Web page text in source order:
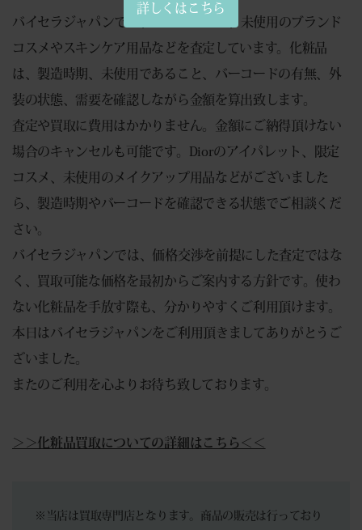
バイセラジャパンでは、Diorをはじめ、未使用のブランド
コスメやスキンケア用品などを査定しています。化粧品
は、製造時期、未使用であること、バーコードの有無、外
装の状態、需要を確認しながら金額を算出致します。
査定や買取に費用はかかりません。金額にご納得頂けない
場合のキャンセルも可能です。Diorのアイパレット、限定
コスメ、未使用のメイクアップ用品などがございました
ら、製造時期やバーコードを確認できる状態でご相談くだ
さい。
バイセラジャパンでは、価格交渉を前提にした査定ではな
く、買取可能な価格を最初からご案内する方針です。使わ
ない化粧品を手放す際も、分かりやすくご利用頂けます。
本日はバイセラジャパンをご利用頂きましてありがとうご
ざいました。
またのご利用を心よりお待ち致しております。
＞＞化粧品買取についての詳細はこちら＜＜
※当店は買取専門店となります。商品の販売は行っており
詳しくはこちら